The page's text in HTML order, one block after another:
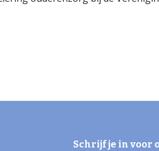
Schrijf je in voor